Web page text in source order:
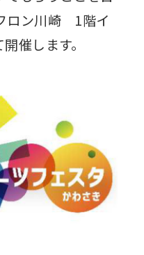
ロン川崎 1階イ
催します。